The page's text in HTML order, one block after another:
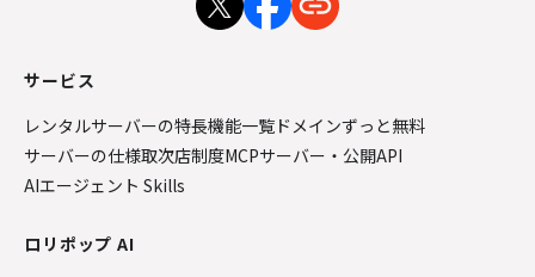
サービス
レンタルサーバーの特長機能一覧 ドメインずっと無料
サーバーの仕様取次店制度MCPサーバー・公開API
AIエージェント Skills
ロリポップ AI